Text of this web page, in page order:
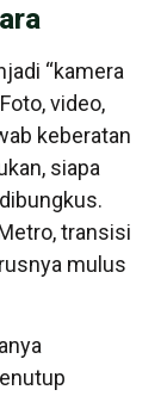
“kamera
video,
keberatan
siapa
transisi
mulus